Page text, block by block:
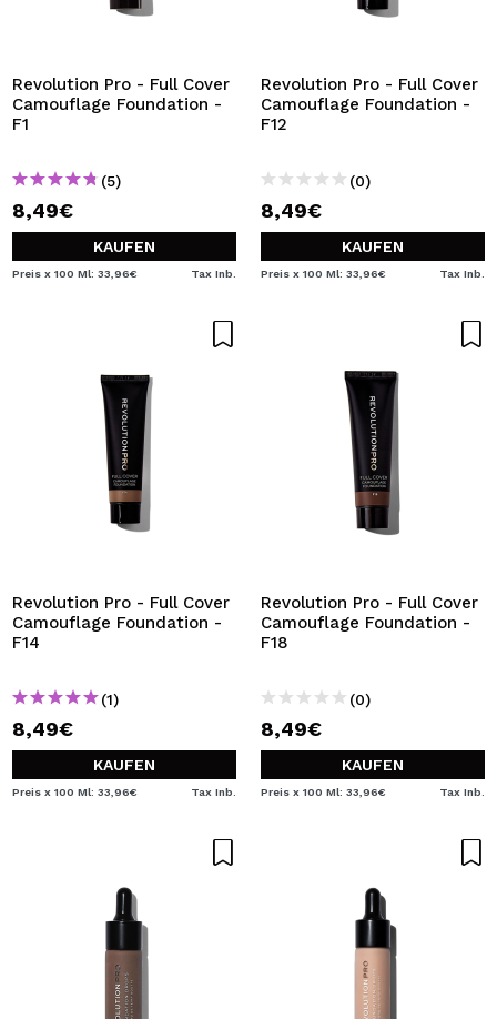
Revolution Pro - Full Cover
Camouflage Foundation -
F1
(5)
8,49€
KAUFEN
Preis x 100 Ml: 33,96€ Tax Inb.
Revolution Pro - Full Cover
Camouflage Foundation -
F12
(0)
8,49€
KAUFEN
Preis x 100 Ml: 33,96€ Tax Inb.
Revolution Pro - Full Cover
Camouflage Foundation -
F14
(1)
8,49€
KAUFEN
Preis x 100 Ml: 33,96€ Tax Inb.
Revolution Pro - Full Cover
Camouflage Foundation -
F18
(0)
8,49€
KAUFEN
Preis x 100 Ml: 33,96€ Tax Inb.